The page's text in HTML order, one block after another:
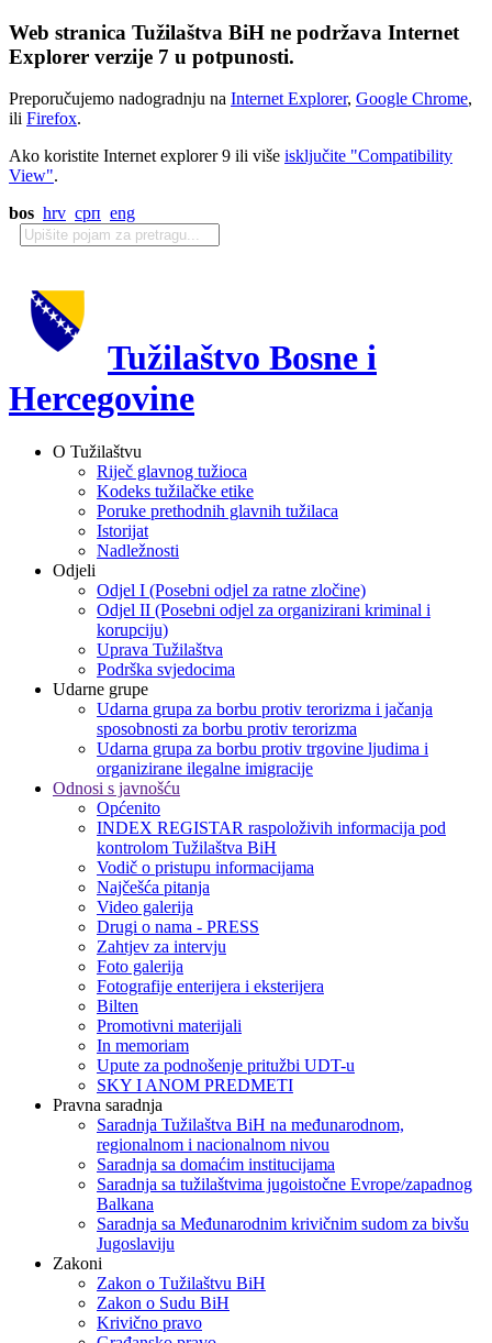
Web stranica Tužilaštva BiH ne podržava Internet
Explorer verzije 7 u potpunosti.
Preporučujemo nadogradnju na Internet Explorer, Google Chrome,
ili Firefox.
Ako koristite Internet explorer 9 ili više isključite "Compatibility
View".
bos hrv срп eng
Tužilaštvo Bosne i
Hercegovine
O Tužilaštvu
Riječ glavnog tužioca
Kodeks tužilačke etike
Poruke prethodnih glavnih tužilaca
Istorijat
Nadležnosti
Odjeli
Odjel I (Posebni odjel za ratne zločine)
Odjel II (Posebni odjel za organizirani kriminal i
korupciju)
Uprava Tužilaštva
Podrška svjedocima
Udarne grupe
Udarna grupa za borbu protiv terorizma i jačanja
sposobnosti za borbu protiv terorizma
Udarna grupa za borbu protiv trgovine ljudima i
organizirane ilegalne imigracije
Odnosi s javnošću
Općenito
INDEX REGISTAR raspoloživih informacija pod
kontrolom Tužilaštva BiH
Vodič o pristupu informacijama
Najčešća pitanja
Video galerija
Drugi o nama - PRESS
Zahtjev za intervju
Foto galerija
Fotografije enterijera i eksterijera
Bilten
Promotivni materijali
In memoriam
Upute za podnošenje pritužbi UDT-u
SKY I ANOM PREDMETI
Pravna saradnja
Saradnja Tužilaštva BiH na međunarodnom,
regionalnom i nacionalnom nivou
Saradnja sa domaćim institucijama
Saradnja sa tužilaštvima jugoistočne Evrope/zapadnog
Balkana
Saradnja sa Međunarodnim krivičnim sudom za bivšu
Jugoslaviju
Zakoni
Zakon o Тužilaštvu BiH
Zakon o Sudu BiH
Krivično pravo